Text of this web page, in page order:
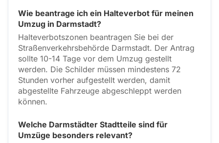
Wie beantrage ich ein Halteverbot für meinen
Umzug in Darmstadt?
Halteverbotszonen beantragen Sie bei der
Straßenverkehrsbehörde Darmstadt. Der Antrag
sollte 10-14 Tage vor dem Umzug gestellt
werden. Die Schilder müssen mindestens 72
Stunden vorher aufgestellt werden, damit
abgestellte Fahrzeuge abgeschleppt werden
können.
Welche Darmstädter Stadtteile sind für
Umzüge besonders relevant?